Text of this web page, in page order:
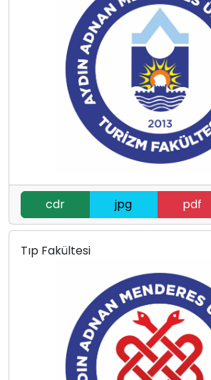
cdr jpg pdf
Tıp Fakültesi